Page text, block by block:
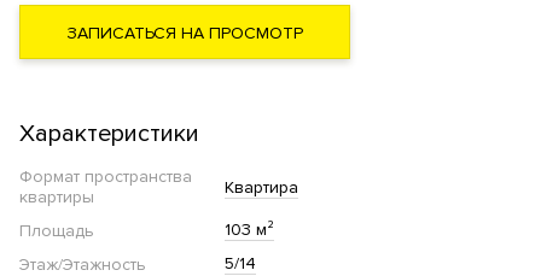
ЗАПИСАТЬСЯ НА ПРОСМОТР
Характеристики
Формат пространства
квартиры
Квартира
Площадь
103 м²
Этаж/Этажность
5/14